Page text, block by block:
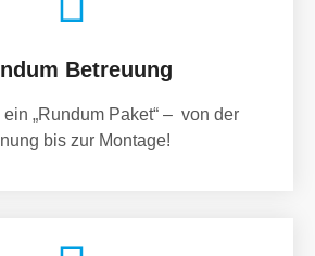
Betreuung
„Rundum Paket“ – von der
bis zur Montage!